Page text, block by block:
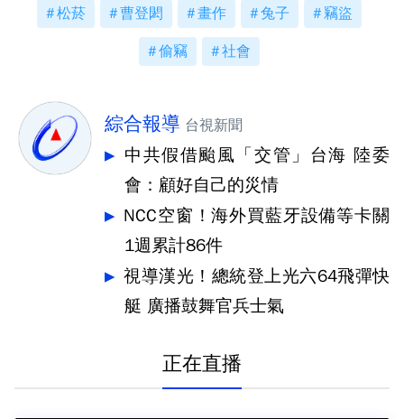
松菸 曹登閎 畫作 兔子 竊盜
偷竊 社會
綜合報導 台視新聞
中共假借颱風「交管」台海 陸委
會：顧好自己的災情
NCC空窗！海外買藍牙設備等卡關
1週累計86件
視導漢光！總統登上光六64飛彈快
艇 廣播鼓舞官兵士氣
正在直播